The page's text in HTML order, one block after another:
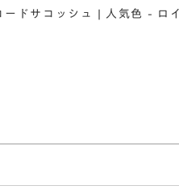
ードサコッシュ | 人気色 - ロイ